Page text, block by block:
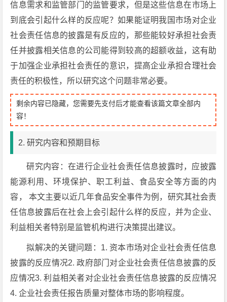
信息需求和监管部门的监管要求，但是这些信息在市场上
到底会引起什么样的反应呢？如果能证明我国市场对企业
社会责任信息的披露是有反应的，那些能较好承担社会责
任并披露相关信息的公司能得到较高的超额收益，这有助
于加强企业承担社会责任的意识，提高企业承担合理社会
责任的积极性，所以研究这个问题非常必要。
剩余内容已隐藏，您需要先支付后才能查看该篇文章全部内
容！
2. 研究内容和预期目标
研究内容：在进行企业社会责任信息披露时，应披露
能源利用、环境保护、职工利益、食品安全等方面的内
容， 本文主要以近几年食品安全事件为例，研究其社会责
任信息披露后在社会上会引起什么样的反应，并为企业、
利益相关者特别是监管机构进行决策提出建议。
拟解决的关键问题：1. 资本市场对企业社会责任信息
披露的反应情况2. 政府部门对企业社会责任信息披露的反
应情况3. 利益相关者对企业社会责任信息披露的反应情况
4. 企业社会责任报告质量对整体市场的影响程度。